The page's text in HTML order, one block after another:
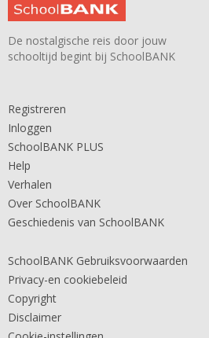
De nostalgische reis door jouw
schooltijd begint bij SchoolBANK
Registreren
Inloggen
SchoolBANK PLUS
Help
Verhalen
Over SchoolBANK
Geschiedenis van SchoolBANK
SchoolBANK Gebruiksvoorwaarden
Privacy-en cookiebeleid
Copyright
Disclaimer